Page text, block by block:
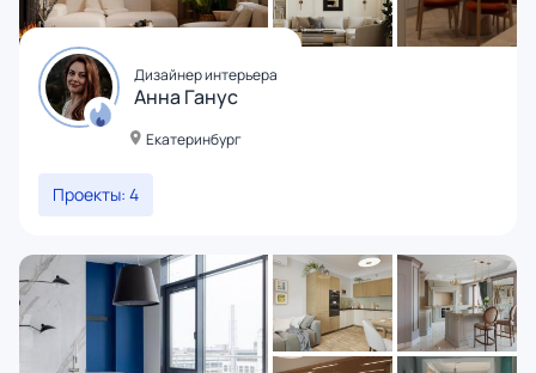
Дизайнер интерьера
Анна Ганус
Екатеринбург
Проекты: 4